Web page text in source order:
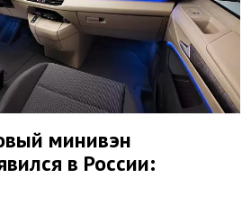
минивэн
в России: